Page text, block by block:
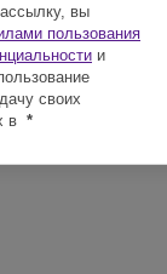
вы
пользования
и
своих
в *